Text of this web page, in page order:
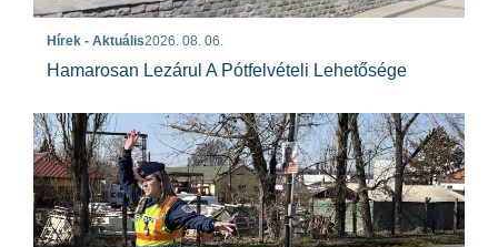
Hírek - Aktuális2026. 08. 06.
Hamarosan Lezárul A Pótfelvételi Lehetősége